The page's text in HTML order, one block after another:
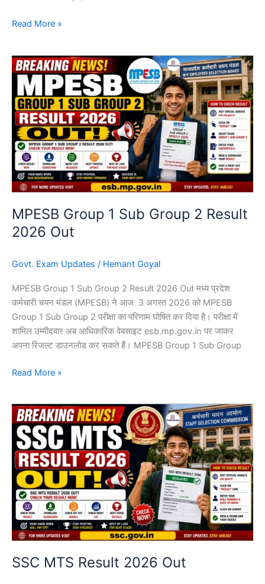
Read More »
MPESB Group 1 Sub Group 2 Result
2026 Out
Govt. Exam Updates / Hemant Goyal
MPESB Group 1 Sub Group 2 Result 2026 Out मध्य प्रदेश
कर्मचारी चयन मंडल (MPESB) ने आज 3 अगस्त 2026 को MPESB
Group 1 Sub Group 2 परीक्षा का परिणाम घोषित कर दिया है। परीक्षा में
शामिल उम्मीदवार अब आधिकारिक वेबसाइट esb.mp.gov.in पर जाकर
अपना रिजल्ट डाउनलोड कर सकते हैं। MPESB Group 1 Sub Group
MPESB
Group
Sub
Group
2
Result
2026
Out
Read More »
SSC MTS Result 2026 Out
SSC
MTS
Result
2026
Out